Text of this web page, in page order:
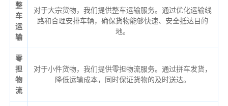
整
车
运
输
对于大宗货物，我们提供整车运输服务。通过优化运输线
路和合理安排车辆，确保货物能够快速、安全抵达目的
地。
零
担
物
流
对于小件货物，我们提供零担物流服务。通过拼车发货，
降低运输成本，同时保证货物的及时送达。